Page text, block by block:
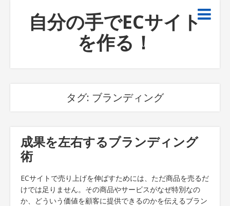
自分の手でECサイト
を作る！
タグ: ブランディング
成果を左右するブランディング
術
ECサイトで売り上げを伸ばすためには、ただ商品を売るだ
けでは足りません。その商品やサービスがなぜ特別なの
か、どういう価値を顧客に提供できるのかを伝えるブラン